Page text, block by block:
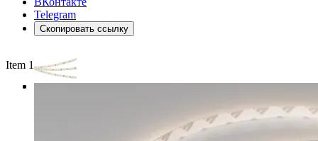
Telegram
Скопировать ссылку
Item 1 of 3